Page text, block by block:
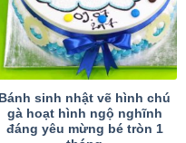
Bánh sinh nhật vẽ hình chú
gà hoạt hình ngộ nghĩnh
đáng yêu mừng bé tròn 1